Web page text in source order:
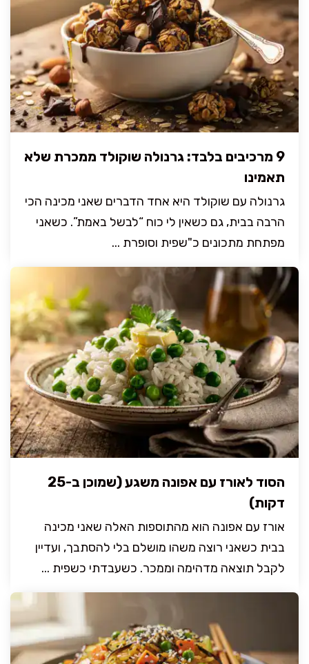
9 מרכיבים בלבד: גרנולה שוקולד ממכרת שלא
תאמינו
גרנולה עם שוקולד היא אחד הדברים שאני מכינה הכי
הרבה בבית, גם כשאין לי כוח “לבשל באמת”. כשאני
מפתחת מתכונים כ"שפית וסופרת ...
הסוד לאורז עם אפונה משגע (שמוכן ב-25
דקות)
אורז עם אפונה הוא מהתוספות האלה שאני מכינה
בבית כשאני רוצה משהו מושלם בלי להסתבך, ועדיין
לקבל תוצאה מדהימה וממכר. כשעבדתי כשפית ...